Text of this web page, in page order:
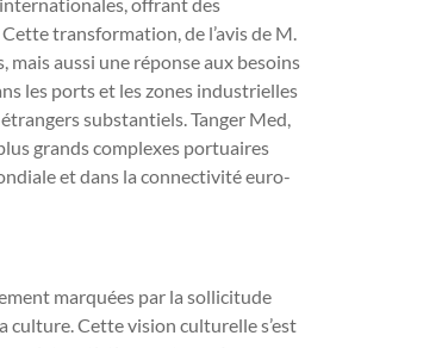
transformation, de l’avis de M.
mais aussi une réponse aux besoins
les ports et les zones industrielles
substantiels. Tanger Med,
grands complexes portuaires
et dans la connectivité euro-
marquées par la sollicitude
culture. Cette vision culturelle s’est